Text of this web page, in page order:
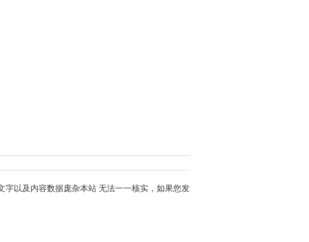
以及内容数据庞杂本站 无法一一核实，如果您发